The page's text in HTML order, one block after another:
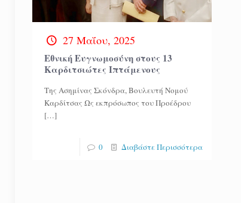
27 Μαΐου, 2025
Εθνική Ευγνωμοσύνη στους 13
Καρδιτσιώτες Ιπτάμενους
Της Ασημίνας Σκόνδρα, Βουλευτή Νομού
Καρδίτσας Ως εκπρόσωπος του Προέδρου
[…]
0 Διαβάστε Περισσότερα